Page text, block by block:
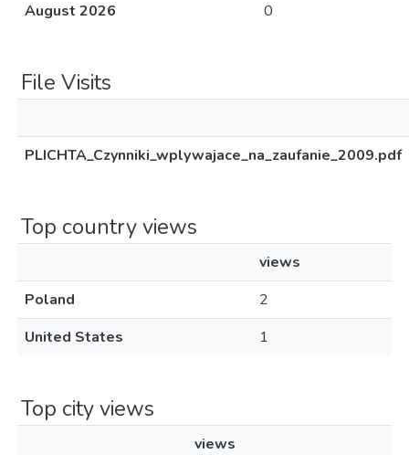
August 2026
0
File Visits
PLICHTA_Czynniki_wplywajace_na_zaufanie_2009.pdf
Top country views
views
Poland
2
United States
1
Top city views
views